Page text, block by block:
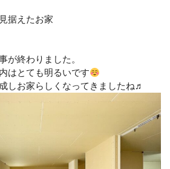
据えたお家
が終わりました。
はとても明るいです
しお家らしくなってきましたね♬